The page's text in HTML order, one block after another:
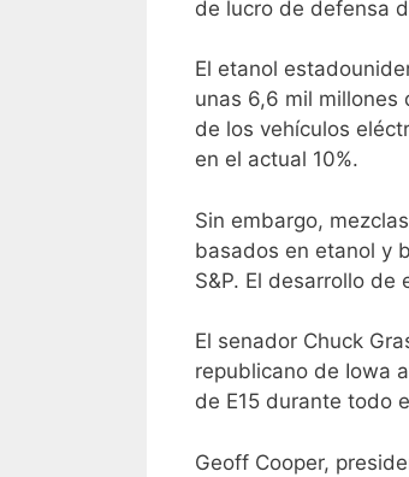
de lucro de defensa
El etanol
unas 6,6 mil
de los vehículos
en el actual 10%.
Sin embargo,
basados en etanol y
S&P. El desarrollo
El senador Chuck
republicano de Iowa
de E15 durante todo
Geoff Cooper,